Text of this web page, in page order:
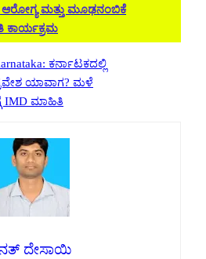
ಮತ್ತು ಮೂಢನಂಬಿಕೆ
ಕಾರ್ಯಕ್ರಮ
ಕರ್ನಾಟಕದಲ್ಲಿ
ಯಾವಾಗ? ಮಳೆ
IMD ಮಾಹಿತಿ
ದೇಸಾಯಿ